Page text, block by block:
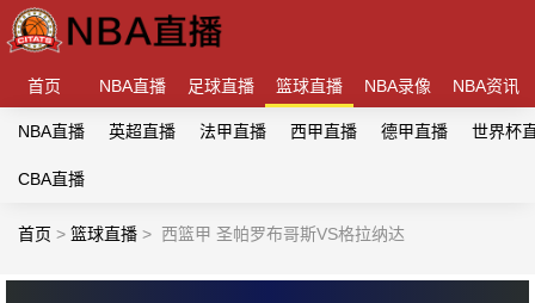
首页 NBA直播 足球直播 篮球直播 NBA录像 NBA资讯
NBA直播 英超直播 法甲直播 西甲直播 德甲直播 世界杯
CBA直播
首页 > 篮球直播 > 西篮甲 圣帕罗布哥斯VS格拉纳达